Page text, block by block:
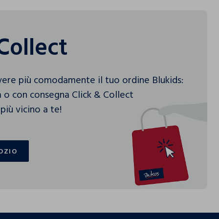
più comodamente il tuo ordine Blukids:
con consegna Click & Collect
vicino a te!